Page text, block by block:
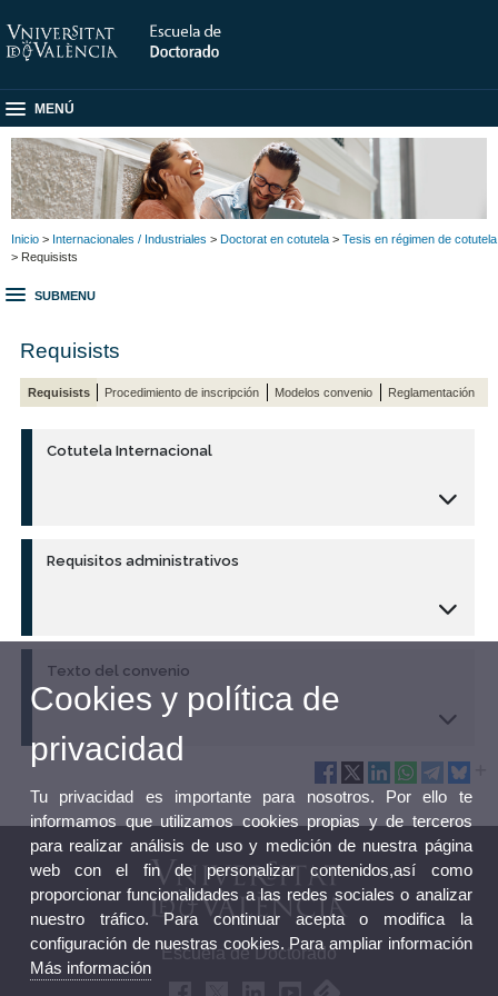
MENÚ
Inicio > Internacionales / Industriales > Doctorat en cotutela > Tesis en régimen de cotutela
> Requisists
SUBMENU
Requisists
Requisists Procedimiento de inscripción Modelos convenio Reglamentación
Cotutela Internacional
Requisitos administrativos
Texto del convenio
Escuela de Doctorado
Cookies y política de
privacidad
Tu privacidad es importante para nosotros. Por ello te
informamos que utilizamos cookies propias y de terceros
para realizar análisis de uso y medición de nuestra página
web con el fin de personalizar contenidos,así como
proporcionar funcionalidades a las redes sociales o analizar
nuestro tráfico. Para continuar acepta o modifica la
configuración de nuestras cookies. Para ampliar información
Más información